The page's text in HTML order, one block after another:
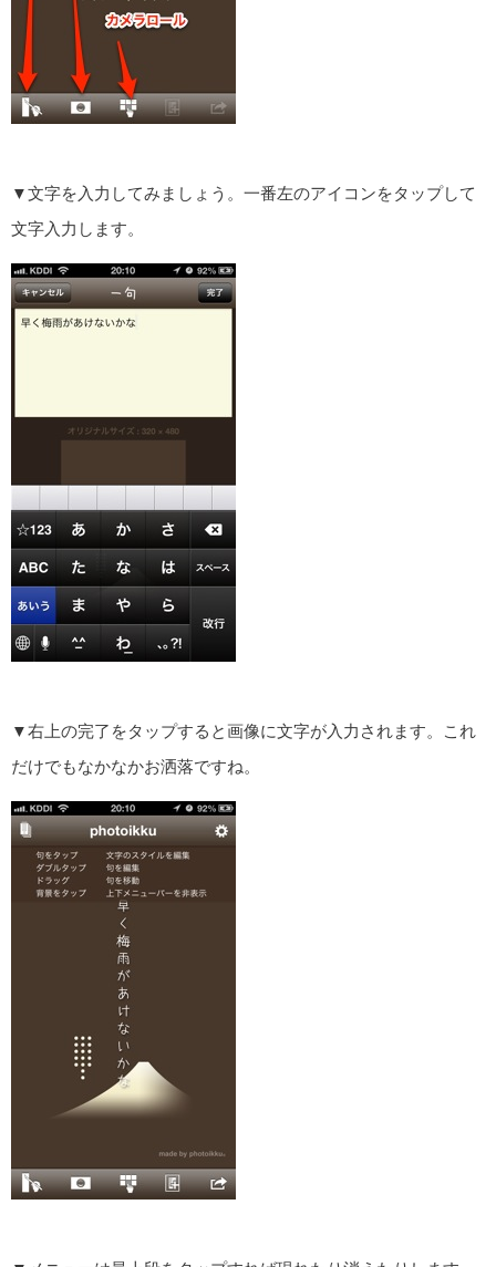
▼文字を入力してみましょう。一番左のアイコンをタップして
文字入力します。
▼右上の完了をタップすると画像に文字が入力されます。これ
だけでもなかなかお洒落ですね。